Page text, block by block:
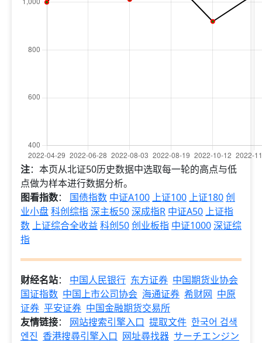
注：本页从北证50历史数据中选取每一轮的高点与低
点做为样本进行数据分析。
图看指数： 国债指数 中证A100 上证100 上证180创
业小盘科创综指深主板50深成指R 中证A50 上证指
数 上证综合全收益 科创50创业板指 中证1000深证综
指
财经名站： 中国人民银行 东方证券 中国期货业协会
国证指数 中国上市公司协会 海通证券 希财网 中原
证券 平安证券 中国金融期货交易所
友情链接： 网站搜索引擎入口 提取文件 한국어 검색
엔진 香港搜尋引擎入口 网址尋找器 サーチエンジン